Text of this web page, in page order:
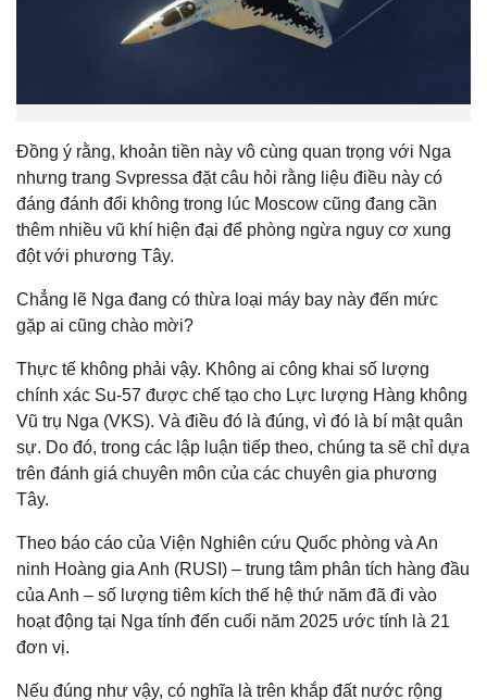
Đồng ý rằng, khoản tiền này vô cùng quan trọng với Nga
nhưng trang Svpressa đặt câu hỏi rằng liệu điều này có
đáng đánh đổi không trong lúc Moscow cũng đang cần
thêm nhiều vũ khí hiện đại để phòng ngừa nguy cơ xung
đột với phương Tây.
Chẳng lẽ Nga đang có thừa loại máy bay này đến mức
gặp ai cũng chào mời?
Thực tế không phải vậy. Không ai công khai số lượng
chính xác Su-57 được chế tạo cho Lực lượng Hàng không
Vũ trụ Nga (VKS). Và điều đó là đúng, vì đó là bí mật quân
sự. Do đó, trong các lập luận tiếp theo, chúng ta sẽ chỉ dựa
trên đánh giá chuyên môn của các chuyên gia phương
Tây.
Theo báo cáo của Viện Nghiên cứu Quốc phòng và An
ninh Hoàng gia Anh (RUSI) – trung tâm phân tích hàng đầu
của Anh – số lượng tiêm kích thế hệ thứ năm đã đi vào
hoạt động tại Nga tính đến cuối năm 2025 ước tính là 21
đơn vị.
Nếu đúng như vậy, có nghĩa là trên khắp đất nước rộng